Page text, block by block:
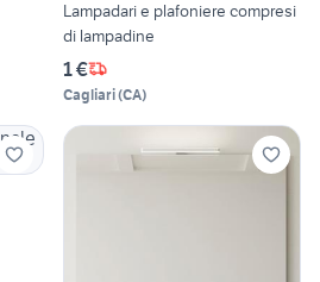
Lampadari e plafoniere compresi
di lampadine
1 €
Cagliari(CA)